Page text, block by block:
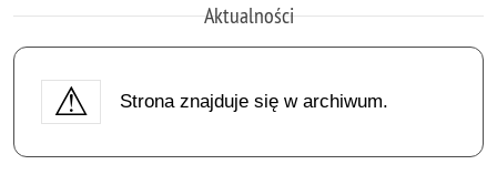
Aktualności
Strona znajduje się w archiwum.